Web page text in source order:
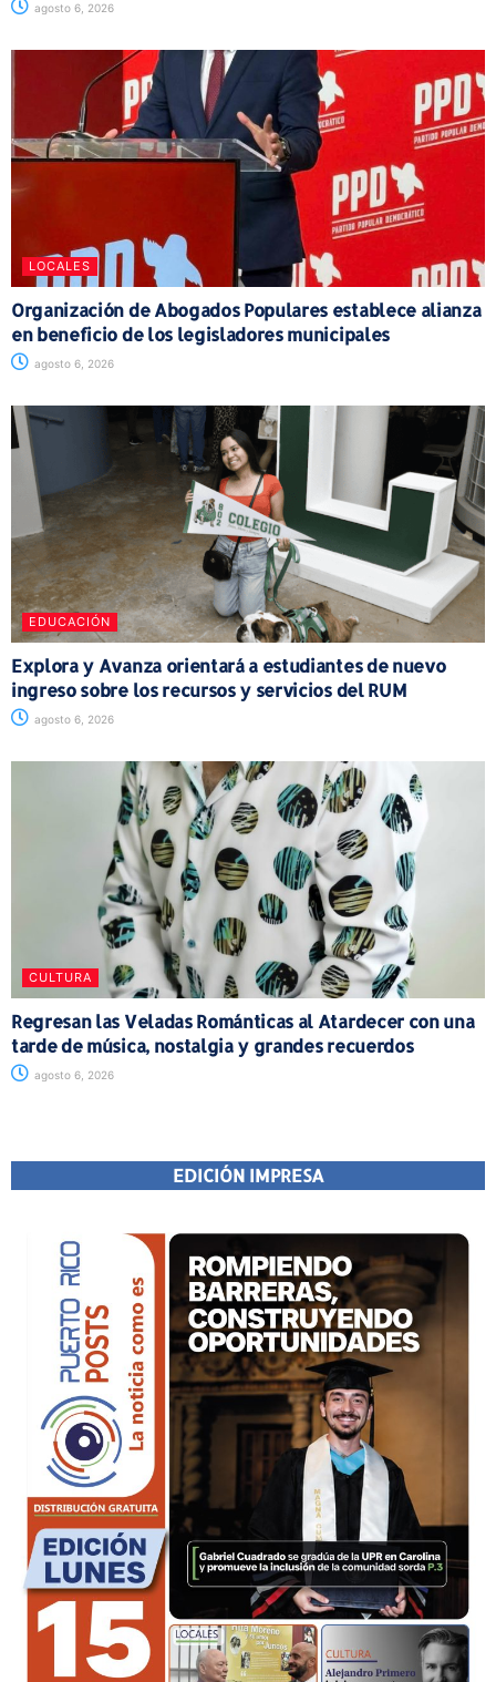
agosto 6, 2026
LOCALES
Organización de Abogados Populares establece alianza
en beneficio de los legisladores municipales
agosto 6, 2026
EDUCACIÓN
Explora y Avanza orientará a estudiantes de nuevo
ingreso sobre los recursos y servicios del RUM
agosto 6, 2026
CULTURA
Regresan las Veladas Románticas al Atardecer con una
tarde de música, nostalgia y grandes recuerdos
agosto 6, 2026
EDICIÓN IMPRESA